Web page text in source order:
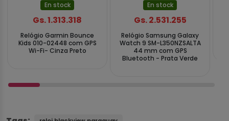
En stock
Gs. 1.313.318
Relógio Garmin Bounce
Kids 010-02448 com GPS
Wi-Fi- Cinza Preto
En stock
Gs. 2.531.255
Relógio Samsung Galaxy
Watch 9 SM-L350NZSALTA
44 mm com GPS
Bluetooth - Prata Verde